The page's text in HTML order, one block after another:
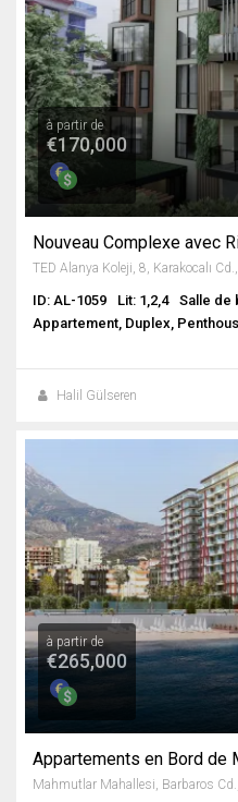
à partir de
€170,000
ID: AL-1059 Lit: 1,2,4 Salle de
Appartement, Duplex,
Halil Gülseren
à partir de
€265,000
Appartements en Bord de